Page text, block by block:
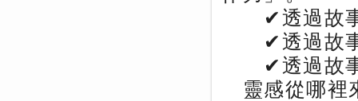
✔透過故事
✔透過故事
✔透過故事
靈感從哪裡